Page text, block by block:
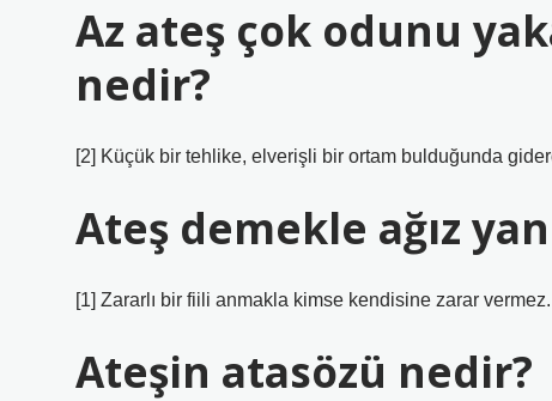
Az ateş çok odunu
nedir?
[2] Küçük bir tehlike, elverişli bir ortam bulduğunda
Ateş demekle ağız
[1] Zararlı bir fiili anmakla kimse kendisine zarar vermez.
Ateşin atasözü nedir?